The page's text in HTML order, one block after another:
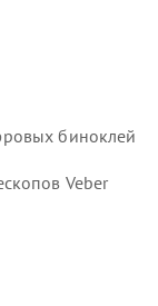
биноклей
Veber